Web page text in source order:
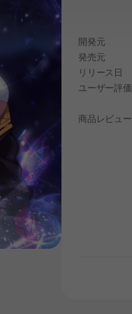
開発元
発売元
リリース日
ユーザー評価
商品レビュー